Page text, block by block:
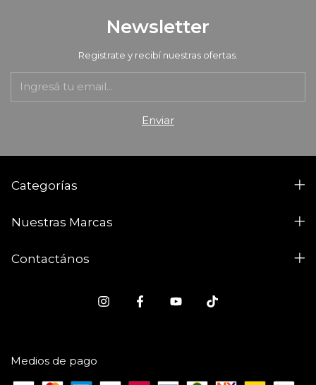
Newsletter
Registrate y recibí nuestras ofertas.
Categorías
Nuestras Marcas
Contactános
Medios de pago